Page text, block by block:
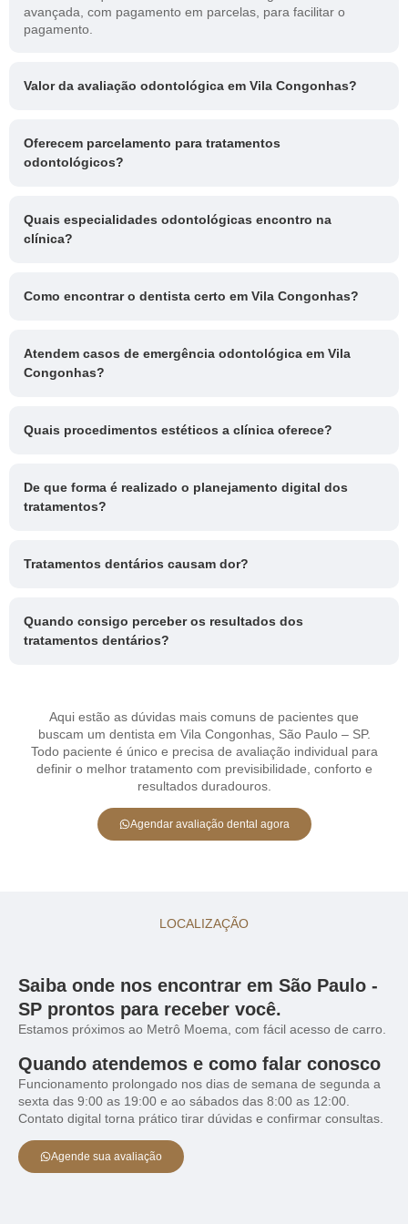
avançada, com pagamento em parcelas, para facilitar o
pagamento.
Valor da avaliação odontológica em Vila Congonhas?
Oferecem parcelamento para tratamentos
odontológicos?
Quais especialidades odontológicas encontro na
clínica?
Como encontrar o dentista certo em Vila Congonhas?
Atendem casos de emergência odontológica em Vila
Congonhas?
Quais procedimentos estéticos a clínica oferece?
De que forma é realizado o planejamento digital dos
tratamentos?
Tratamentos dentários causam dor?
Quando consigo perceber os resultados dos
tratamentos dentários?
Aqui estão as dúvidas mais comuns de pacientes que
buscam um dentista em Vila Congonhas, São Paulo – SP.
Todo paciente é único e precisa de avaliação individual para
definir o melhor tratamento com previsibilidade, conforto e
resultados duradouros.
Agendar avaliação dental agora
LOCALIZAÇÃO
Saiba onde nos encontrar em São Paulo -
SP prontos para receber você.
Estamos próximos ao Metrô Moema, com fácil acesso de carro.
Quando atendemos e como falar conosco
Funcionamento prolongado nos dias de semana de segunda a
sexta das 9:00 as 19:00 e ao sábados das 8:00 as 12:00.
Contato digital torna prático tirar dúvidas e confirmar consultas.
Agende sua avaliação